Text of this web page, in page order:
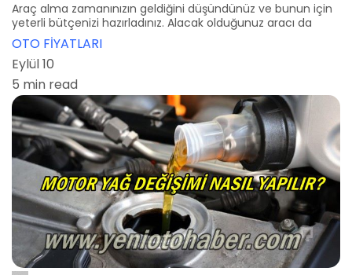
Araç alma zamanınızın geldiğini düşündünüz ve bunun için
yeterli bütçenizi hazırladınız. Alacak olduğunuz aracı da
OTO FİYATLARI
Eylül 10
5 min read